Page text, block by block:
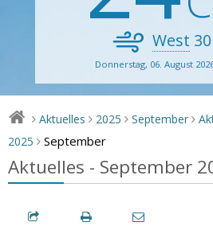
West 30
Donnerstag, 06. August
> Aktuelles > 2025 > September >
2025 > September
Aktuelles - September